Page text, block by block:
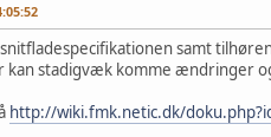
samt
kan stadigvæk komme ændringer
http://wiki.fmk.netic.dk/